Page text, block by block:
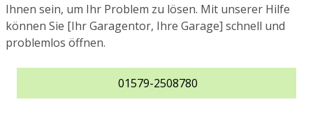
Ihnen sein, um Ihr Problem zu lösen. Mit unserer Hilfe
können Sie [Ihr Garagentor, Ihre Garage] schnell und
problemlos öffnen.
01579-2508780